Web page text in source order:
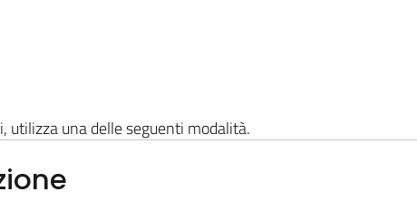
utilizza una delle seguenti modalità.